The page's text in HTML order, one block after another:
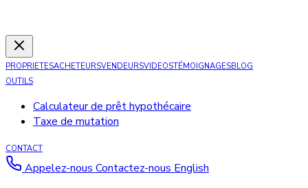
PROPRIETESACHETEURSVENDEURSVIDEOSTÉMOIGNAGESBLOG
OUTILS
Calculateur de prêt hypothécaire
Taxe de mutation
CONTACT
Appelez-nous Contactez-nous English